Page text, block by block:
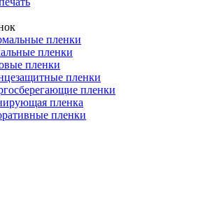
пленки
пленки
пленки
пленки
пленки
пленка
пленки